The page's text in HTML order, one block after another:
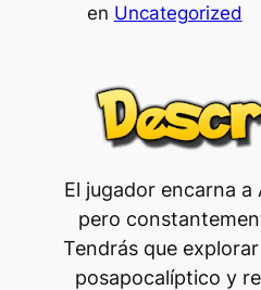
en Uncategorized
El jugador encarna a
pero
Tendrás que
posapocalíptico y